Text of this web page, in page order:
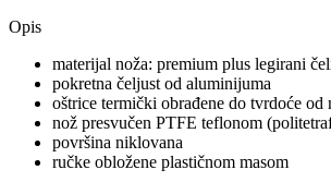
Opis
materijal noža: premium plus legirani
pokretna čeljust od aluminijuma
oštrice termički obrađene do tvrdoće
nož presvučen PTFE teflonom
površina niklovana
ručke obložene plastičnom masom